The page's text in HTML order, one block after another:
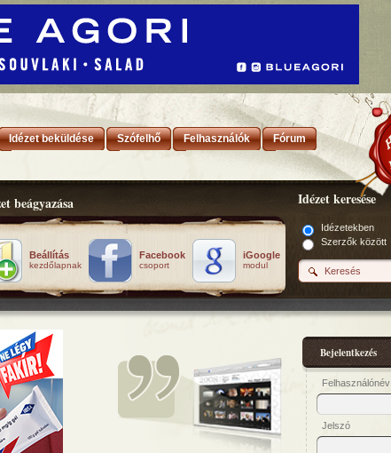
Idézet beküldése Szófelhő Felhasználók Fórum
beágyazása
Beállítás
kezdőlapnak
Facebook
csoport
iGoogle
modul
Idézet keresése
Idézetekben
Szerzők között
Bejelentkezés
Felhasználónév
Jelszó